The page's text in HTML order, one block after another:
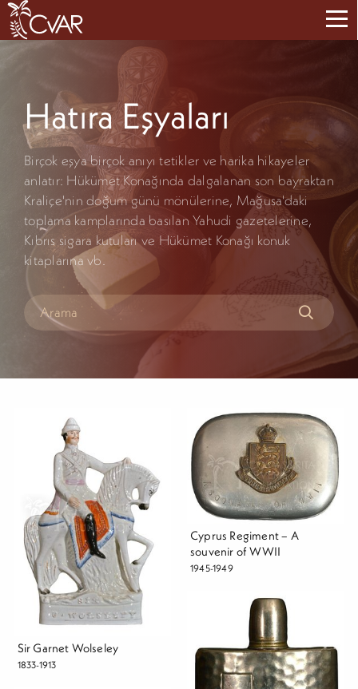
Hatıra Eşyaları
Birçok eşya birçok anıyı tetikler ve harika hikayeler
anlatır: Hükümet Konağında dalgalanan son bayraktan
Kraliçe'nin doğum günü mönülerine, Mağusa'daki
toplama kamplarında basılan Yahudi gazetelerine,
Kıbrıs sigara kutuları ve Hükümet Konağı konuk
kitaplarına vb.
Sir Garnet Wolseley
1833-1913
Cyprus Regiment – A
souvenir of WWII
1945-1949